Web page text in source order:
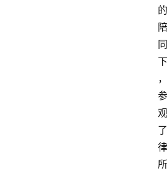
的
陪
同
下
，
参
观
了
律
所